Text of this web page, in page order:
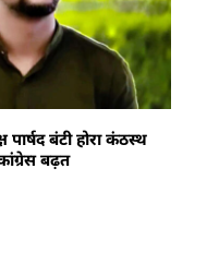
बंटी होरा कंठस्थ
बढ़त